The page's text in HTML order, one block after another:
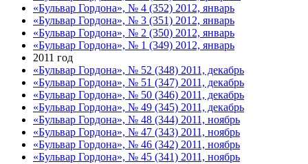
«Бульвар Гордона», № 4 (352) 2012, январь
«Бульвар Гордона», № 3 (351) 2012, январь
«Бульвар Гордона», № 2 (350) 2012, январь
«Бульвар Гордона», № 1 (349) 2012, январь
2011 год
«Бульвар Гордона», № 52 (348) 2011, декабрь
«Бульвар Гордона», № 51 (347) 2011, декабрь
«Бульвар Гордона», № 50 (346) 2011, декабрь
«Бульвар Гордона», № 49 (345) 2011, декабрь
«Бульвар Гордона», № 48 (344) 2011, ноябрь
«Бульвар Гордона», № 47 (343) 2011, ноябрь
«Бульвар Гордона», № 46 (342) 2011, ноябрь
«Бульвар Гордона», № 45 (341) 2011, ноябрь